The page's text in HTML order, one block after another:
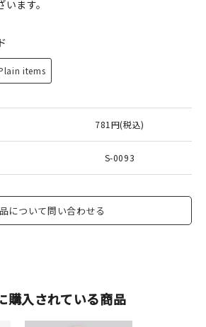
ます。
items
781円(税込)
S-0093
について問い合わせる
購入されている商品